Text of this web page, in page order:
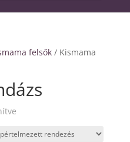
felsők/ Kismama